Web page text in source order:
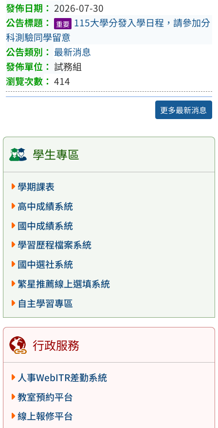
2026-07-30
重要 115大學分發入學日程，請參加分
科測驗同學留意
最新消息
試務組
414
更多最新消息
學生專區
學期課表
高中成績系統
國中成績系統
學習歷程檔案系統
國中選社系統
繁星推薦線上選填系統
自主學習專區
行政服務
人事WebITR差勤系統
教室預約平台
線上報修平台